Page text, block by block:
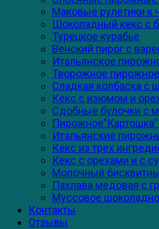
Маковые рулетики к
Шоколадный кекс с
Турецкое курабье
Венский пирог с
Итальянское
Творожное
Сладкая колбаска с
Кекс с изюмом и
Сдобные булочки с
Итальянские
Кекс из трех
Кекс с орехами и с
Молочный
Пахлава медовая с
Муссовое
Контакты
Отзывы